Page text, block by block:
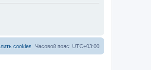
Часовой пояс: UTC+03:00
cookies